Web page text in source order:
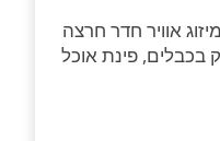
אוויר חדר חרצה
בכבלים, פינת אוכל